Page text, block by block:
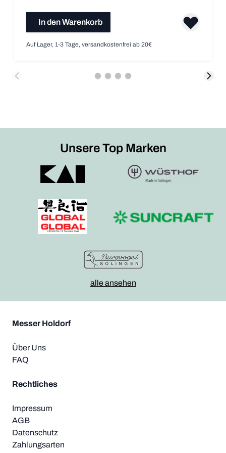
In den Warenkorb
Auf Lager, 1-3 Tage, versandkostenfrei ab 20€
Unsere Top Marken
alle ansehen
Messer Holdorf
Über Uns
FAQ
Rechtliches
Impressum
AGB
Datenschutz
Zahlungsarten